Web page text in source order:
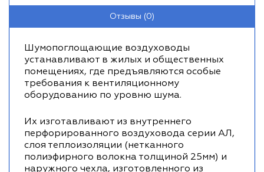
Отзывы (0)
Шумопоглощающие воздуховоды
устанавливают в жилых и общественных
помещениях, где предъявляются особые
требования к вентиляционному
оборудованию по уровню шума.
Их изготавливают из внутреннего
перфорированного воздуховода серии АЛ,
слоя теплоизоляции (нетканного
полиэфирного волокна толщиной 25мм) и
наружного чехла, изготовленного из